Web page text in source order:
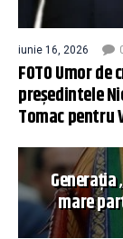
iunie 16, 2026
FOTO Umor
președintele
Tomac pentru
Generația
mare